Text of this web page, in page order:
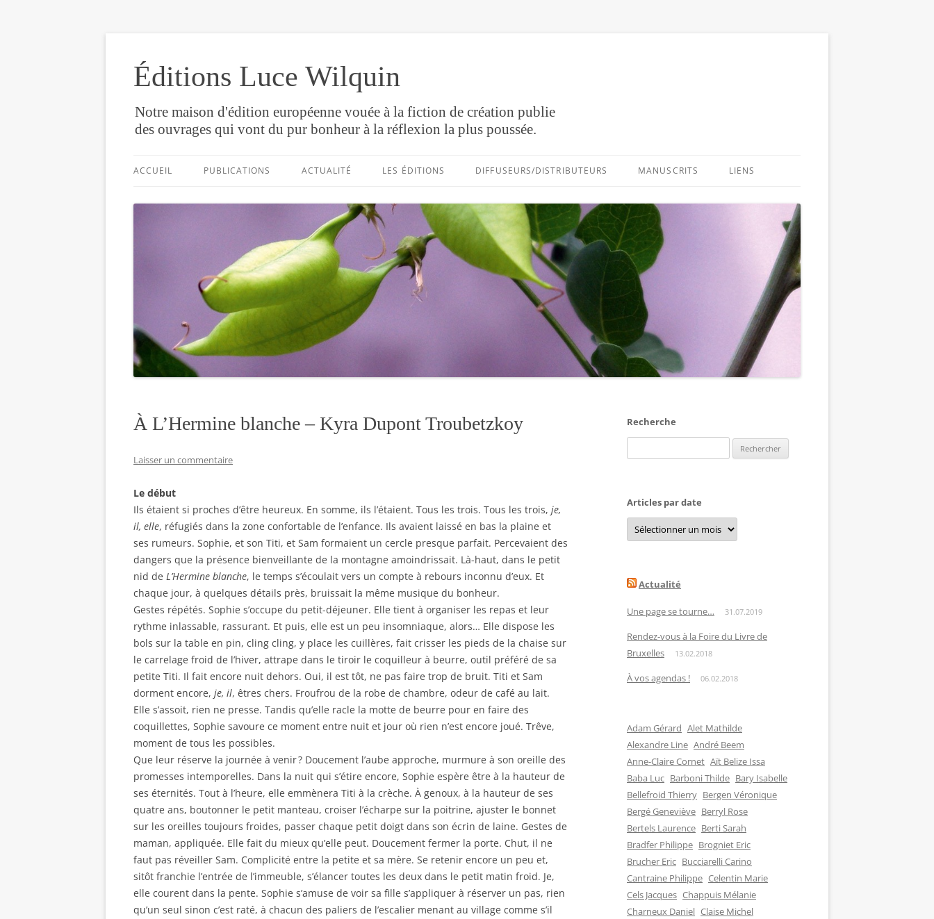
Éditions Luce Wilquin
Notre maison d'édition européenne vouée à la fiction de création publie
des ouvrages qui vont du pur bonheur à la réflexion la plus poussée.
au
ACCUEIL PUBLICATIONS ACTUALITÉ LES ÉDITIONS DIFFUSEURS/DISTRIBUTEURS MANUSCRITS LIENS
À L’Hermine blanche – Kyra Dupont Troubetzkoy
Laisser un commentaire
Le début
Ils étaient si proches d’être heureux. En somme, ils l’étaient. Tous les trois. Tous les trois, je,
il, elle, réfugiés dans la zone confortable de l’enfance. Ils avaient laissé en bas la plaine et
ses rumeurs. Sophie, et son Titi, et Sam formaient un cercle presque parfait. Percevaient des
dangers que la présence bienveillante de la montagne amoindrissait. Là-haut, dans le petit
nid de L’Hermine blanche, le temps s’écoulait vers un compte à rebours inconnu d’eux. Et
chaque jour, à quelques détails près, bruissait la même musique du bonheur.
Gestes répétés. Sophie s’occupe du petit-déjeuner. Elle tient à organiser les repas et leur
rythme inlassable, rassurant. Et puis, elle est un peu insomniaque, alors… Elle dispose les
bols sur la table en pin, cling cling, y place les cuillères, fait crisser les pieds de la chaise sur
le carrelage froid de l’hiver, attrape dans le tiroir le coquilleur à beurre, outil préféré de sa
petite Titi. Il fait encore nuit dehors. Oui, il est tôt, ne pas faire trop de bruit. Titi et Sam
dorment encore, je, il, êtres chers. Froufrou de la robe de chambre, odeur de café au lait.
Elle s’assoit, rien ne presse. Tandis qu’elle racle la motte de beurre pour en faire des
coquillettes, Sophie savoure ce moment entre nuit et jour où rien n’est encore joué. Trêve,
moment de tous les possibles.
Que leur réserve la journée à venir ? Doucement l’aube approche, murmure à son oreille des
promesses intemporelles. Dans la nuit qui s’étire encore, Sophie espère être à la hauteur de
ses éternités. Tout à l’heure, elle emmènera Titi à la crèche. À genoux, à la hauteur de ses
quatre ans, boutonner le petit manteau, croiser l’écharpe sur la poitrine, ajuster le bonnet
sur les oreilles toujours froides, passer chaque petit doigt dans son écrin de laine. Gestes de
maman, appliquée. Elle fait du mieux qu’elle peut. Doucement fermer la porte. Chut, il ne
faut pas réveiller Sam. Complicité entre la petite et sa mère. Se retenir encore un peu et,
sitôt franchie l’entrée de l’immeuble, s’élancer toutes les deux dans le petit matin froid. Je,
elle courent dans la pente. Sophie s’amuse de voir sa fille s’appliquer à réserver un pas, rien
qu’un seul sinon c’est raté, à chacun des paliers de l’escalier menant au village comme s’il
Recherche
Articles par date
Articles
par
date
Actualité
Une page se tourne… 31.07.2019
Rendez-vous à la Foire du Livre de
Bruxelles
13.02.2018
À vos agendas ! 06.02.2018
Adam Gérard Alet Mathilde
Alexandre Line André Beem
Anne-Claire Cornet Aït Belize Issa
Baba Luc Barboni Thilde Bary Isabelle
Bellefroid Thierry Bergen Véronique
Bergé Geneviève Berryl Rose
Bertels Laurence Berti Sarah
Bradfer Philippe Brogniet Eric
Brucher Eric Bucciarelli Carino
Cantraine Philippe Celentin Marie
Cels Jacques Chappuis Mélanie
Charneux Daniel Claise Michel